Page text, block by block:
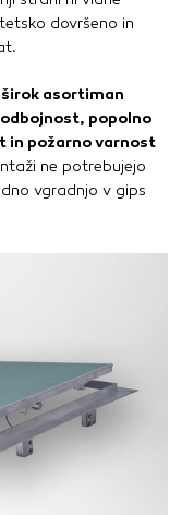
dovršeno in
širok asortiman
popolno
in požarno varnost
ne potrebujejo
vgradnjo v gips